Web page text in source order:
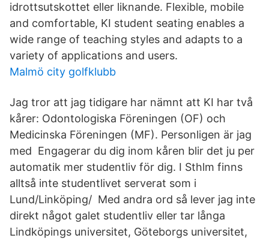
idrottsutskottet eller liknande. Flexible, mobile
and comfortable, KI student seating enables a
wide range of teaching styles and adapts to a
variety of applications and users.
Malmö city golfklubb
Jag tror att jag tidigare har nämnt att KI har två
kårer: Odontologiska Föreningen (OF) och
Medicinska Föreningen (MF). Personligen är jag
med Engagerar du dig inom kåren blir det ju per
automatik mer studentliv för dig. I Sthlm finns
alltså inte studentlivet serverat som i
Lund/Linköping/ Med andra ord så lever jag inte
direkt något galet studentliv eller tar långa
Lindköpings universitet, Göteborgs universitet,